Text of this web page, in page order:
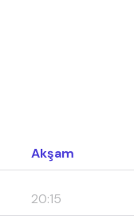
Akşam
20:15